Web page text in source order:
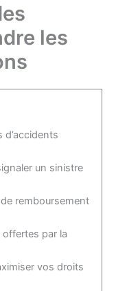
les
d’accidents
un sinistre
remboursement
par la
vos droits